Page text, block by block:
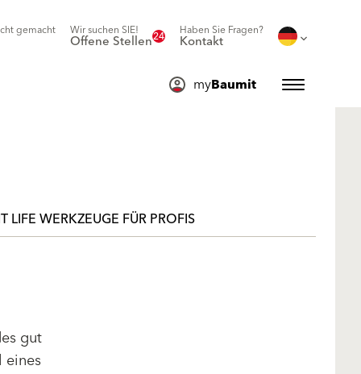
gemacht Wir suchen SIE!
Offene Stellen24 Haben Sie Fragen?
Kontakt
myBaumit
LIFE WERKZEUGE FÜR PROFIS
gut
eines